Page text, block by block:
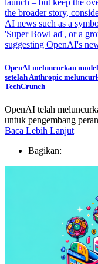
OpenAI meluncurkan
setelah Anthropic
TechCrunch
OpenAI telah
untuk pengembang
Baca Lebih Lanjut
Bagikan: